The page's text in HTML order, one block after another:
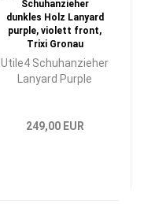
Utile4 Schuhanzieher
Lanyard Purple
249,00 EUR